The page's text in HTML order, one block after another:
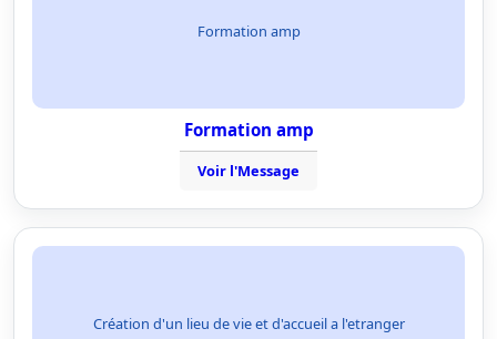
Formation amp
Formation amp
Voir l'Message
Création d'un lieu de vie et d'accueil a l'etranger